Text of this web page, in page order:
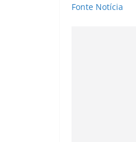
Fonte Notícia